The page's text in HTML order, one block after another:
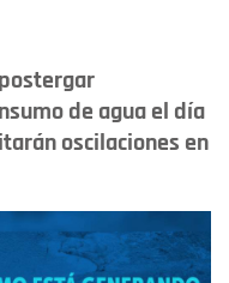
de agua el día
oscilaciones en